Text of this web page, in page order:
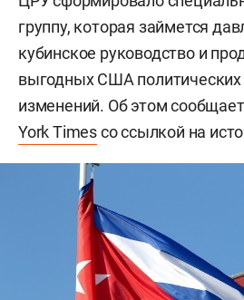
группу, которая займется
кубинское руководство и
выгодных США политических
изменений. Об этом сообщает
York Timesсо ссылкой на